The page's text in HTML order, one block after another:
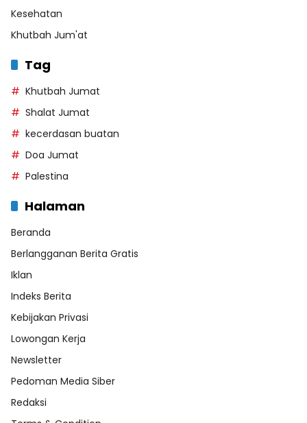
Kesehatan
Khutbah Jum'at
Tag
Khutbah Jumat
Shalat Jumat
kecerdasan buatan
Doa Jumat
Palestina
Halaman
Beranda
Berlangganan Berita Gratis
Iklan
Indeks Berita
Kebijakan Privasi
Lowongan Kerja
Newsletter
Pedoman Media Siber
Redaksi